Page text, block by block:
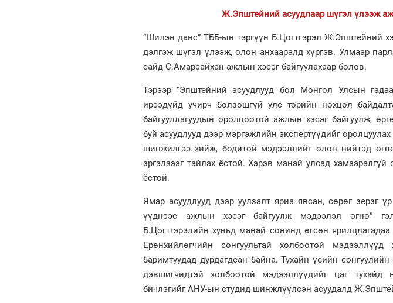
Ж.Эпштейний асуудлаар шүгэл үлээж
“Шилэн данс” ТББ-ын тэргүүн Б.Цогтгэрэл Ж.Эпштейний
дэлгэж шүгэл үлээж, олон анхааралд хүргэв. Улмаар
сайд С.Амарсайхан ажлын хэсэг байгуулахаар болов.
Тэрээр “Эпштейний асуудлууд бол Монгол Улсын
ирээдүйд учирч болзошгүй улс төрийн нөхцөл
байгууллагуудын оролцоотой ажлын хэсэг байгуулж,
буй асуудлууд дээр мэргэжлийн экспертүүдийг
шинжилгээ хийж, бодитой мэдээллийг олон нийтэд
эргэлзээг тайлах ёстой. Хэрэв манай улсад хамааралгүй
ёстой.
Ямар асуудлууд дээр уулзалт яриа явсан, сөрөг эерэг
үүднээс ажлын хэсэг байгуулж мэдээлэл өгнө”
Б.Цогтгэрэлийн хувьд манай сонинд өгсөн
Ерөнхийлөгчийн сонгуультай холбоотой
баримтуудад дурдагдсан байна. Тухайн үеийн
дэвшигчидтэй холбоотой мэдээллүүдийг цаг
бичлэгийг АНУ-ын студид шинжлүүлсэн асуудалд